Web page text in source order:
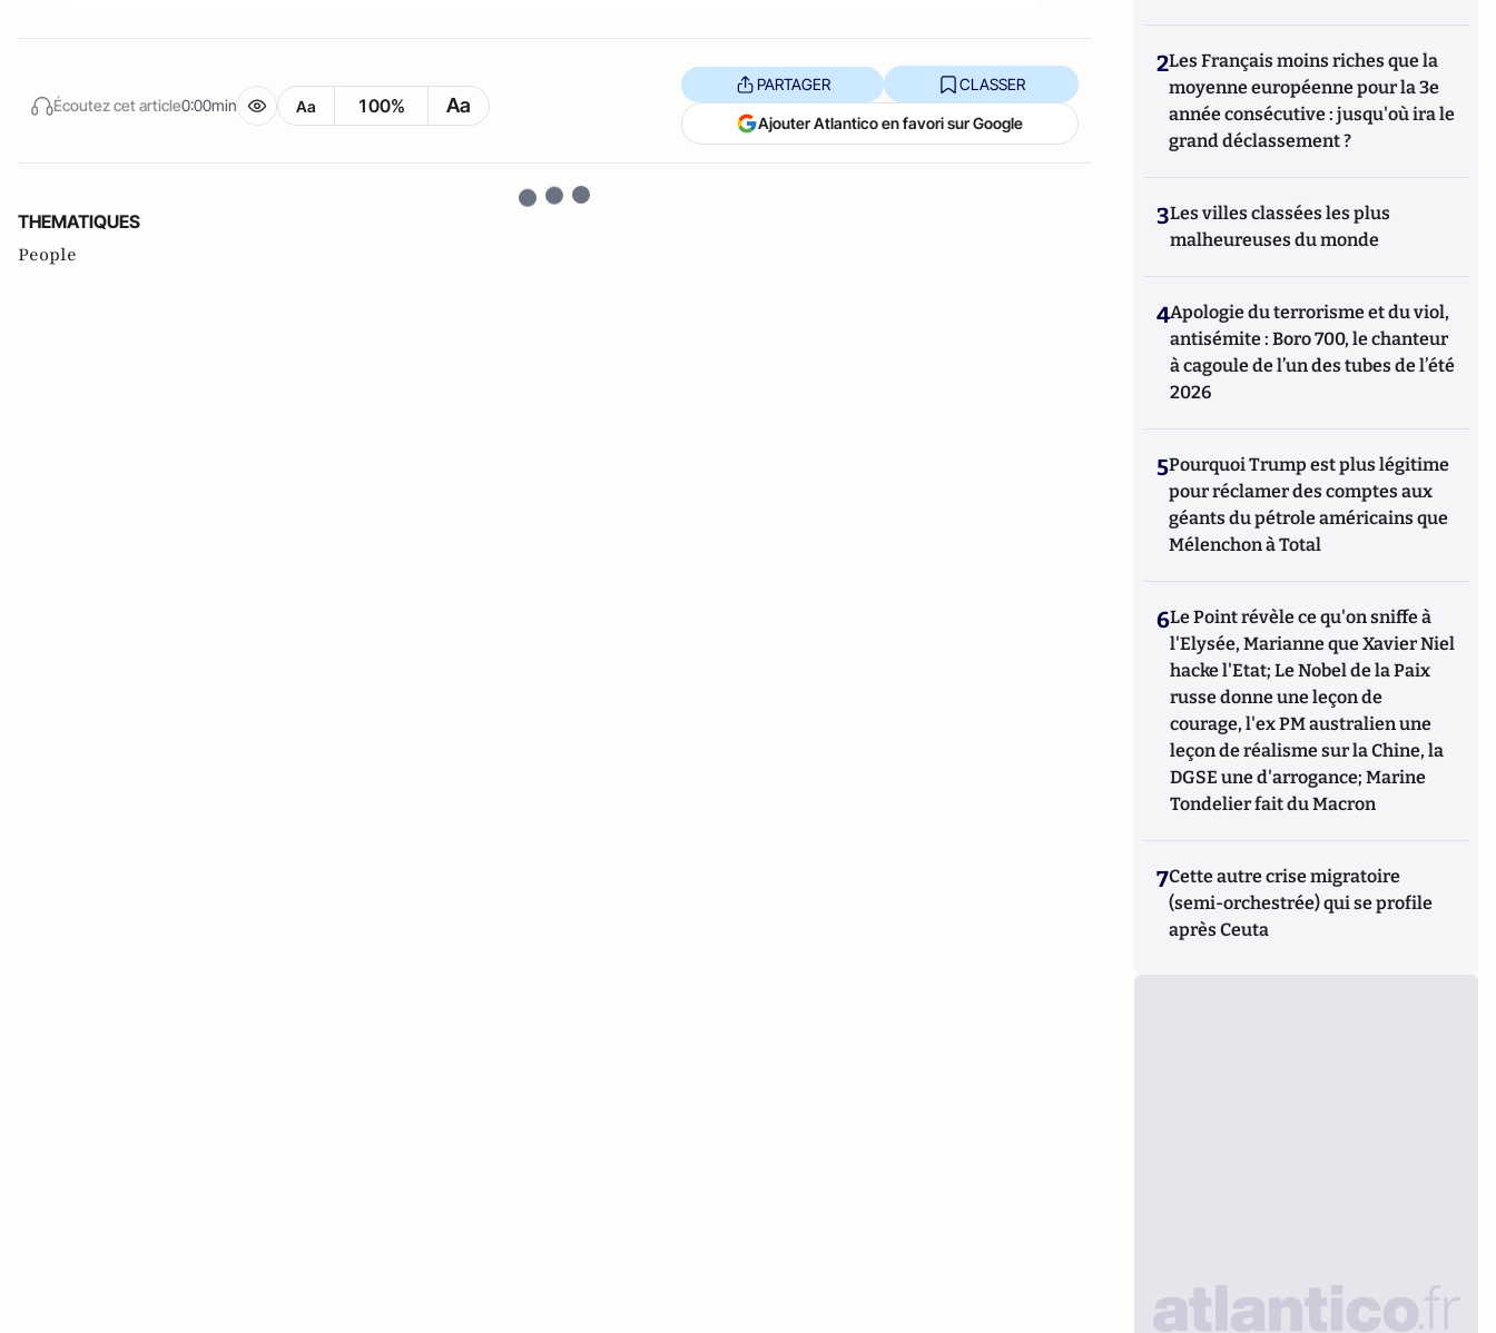
Écoutez cet article0:00min Aa 100% Aa
PARTAGER CLASSER
Ajouter Atlantico en favori sur Google
THEMATIQUES
People
2Les Français moins riches que la
moyenne européenne pour la 3e
année consécutive : jusqu'où ira le
grand déclassement ?
3Les villes classées les plus
malheureuses du monde
4Apologie du terrorisme et du viol,
antisémite : Boro 700, le chanteur
à cagoule de l’un des tubes de l’été
2026
5Pourquoi Trump est plus légitime
pour réclamer des comptes aux
géants du pétrole américains que
Mélenchon à Total
6Le Point révèle ce qu'on sniffe à
l'Elysée, Marianne que Xavier Niel
hacke l'Etat; Le Nobel de la Paix
russe donne une leçon de
courage, l'ex PM australien une
leçon de réalisme sur la Chine, la
DGSE une d'arrogance; Marine
Tondelier fait du Macron
7Cette autre crise migratoire
(semi-orchestrée) qui se profile
après Ceuta